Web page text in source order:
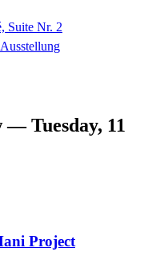
Suite Nr. 2
Tuesday, 11
Project